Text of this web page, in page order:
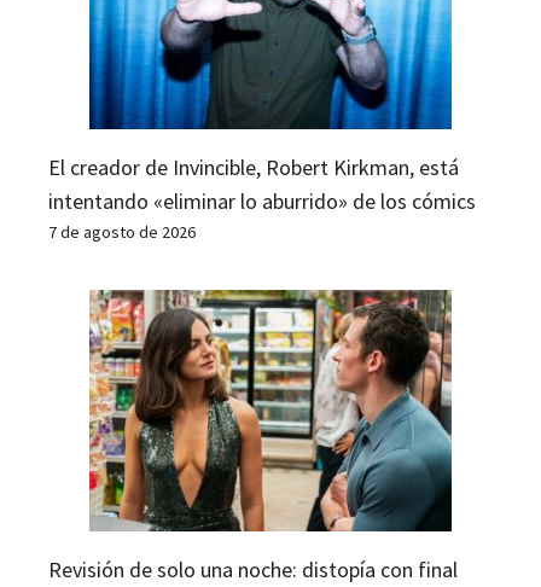
El creador de Invincible, Robert Kirkman, está
intentando «eliminar lo aburrido» de los cómics
7 de agosto de 2026
Revisión de solo una noche: distopía con final